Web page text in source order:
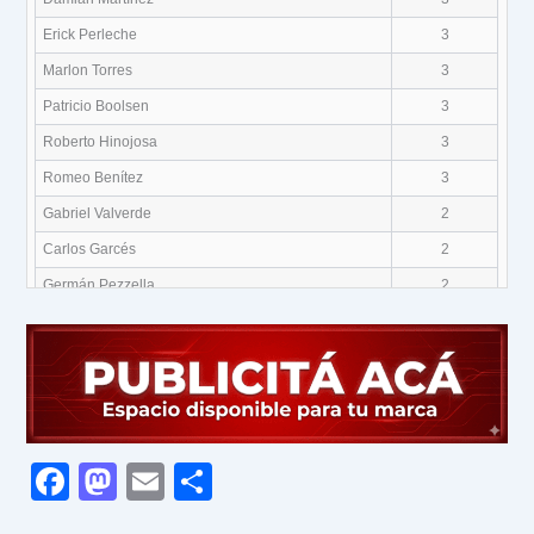
Erick Perleche 3
Marlon Torres 3
Patricio Boolsen 3
Roberto Hinojosa 3
Romeo Benítez 3
Gabriel Valverde 2
Carlos Garcés 2
Germán Pezzella 2
Lucas Bruera 2
Matías Viña 2
F
M E